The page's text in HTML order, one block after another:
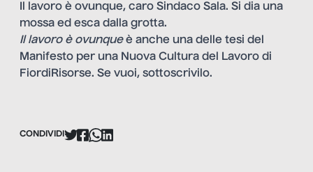
Il lavoro è ovunque, caro Sindaco Sala. Si dia una
mossa ed esca dalla grotta.
Il lavoro è ovunqueè anche una delle tesi del
Manifesto per una Nuova Cultura del Lavoro di
FiordiRisorse. Se vuoi, sottoscrivilo.
CONDIVIDI